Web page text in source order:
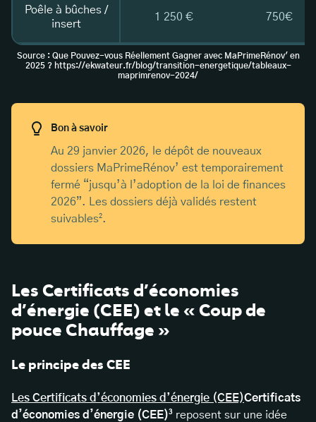
Poêle à bûches /
insert
1 250 € 750€
Source : Que Pouvez-vous Réellement Gagner avec MaPrimeRénov' en
2025 ? https://ekwateur.fr/blog/transition-energetique/tableaux-
maprimrenov-2024/
Bon à savoir
Au 29 janvier 2026, le dépôt de nouveaux
dossiers MaPrimeRénov’ est temporairement
fermé “jusqu’à l’adoption de la loi de finances
2026”. Les dossiers déjà validés restent
suivables².
Les Certificats d’économies
d’énergie (CEE) et le « Coup de
pouce Chauffage »
Le principe des CEE
Les Certificats d’économies d’énergie (CEE)Certificats
d’économies d’énergie (CEE)³ reposent sur une idée